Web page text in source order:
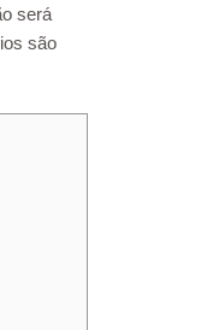
será
são